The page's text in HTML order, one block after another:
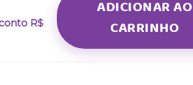
R$
ADICIONAR AO
CARRINHO